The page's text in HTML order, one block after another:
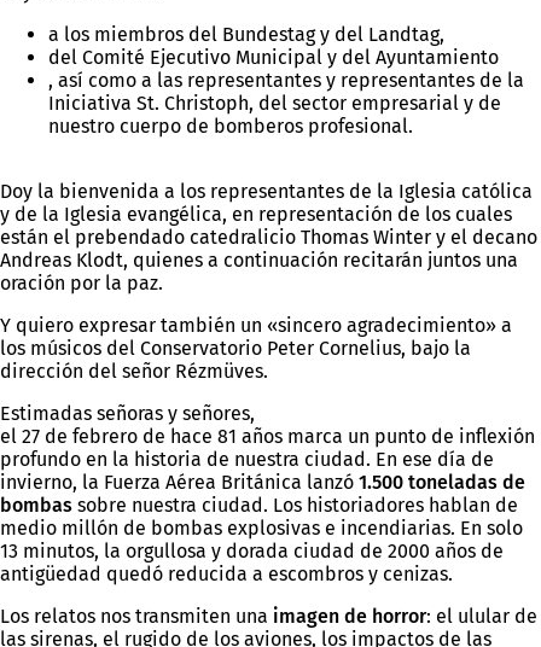
a los miembros del Bundestag y del Landtag,
del Comité Ejecutivo Municipal y del Ayuntamiento
, así como a las representantes y representantes de la
Iniciativa St. Christoph, del sector empresarial y de
nuestro cuerpo de bomberos profesional.
Doy la bienvenida a los representantes de la Iglesia católica
y de la Iglesia evangélica, en representación de los cuales
están el prebendado catedralicio Thomas Winter y el decano
Andreas Klodt, quienes a continuación recitarán juntos una
oración por la paz.
Y quiero expresar también un «sincero agradecimiento» a
los músicos del Conservatorio Peter Cornelius, bajo la
dirección del señor Rézmüves.
Estimadas señoras y señores,
el 27 de febrero de hace 81 años marca un punto de inflexión
profundo en la historia de nuestra ciudad. En ese día de
invierno, la Fuerza Aérea Británica lanzó 1.500 toneladas de
bombas sobre nuestra ciudad. Los historiadores hablan de
medio millón de bombas explosivas e incendiarias. En solo
13 minutos, la orgullosa y dorada ciudad de 2000 años de
antigüedad quedó reducida a escombros y cenizas.
Los relatos nos transmiten una imagen de horror: el ulular de
las sirenas, el rugido de los aviones, los impactos de las